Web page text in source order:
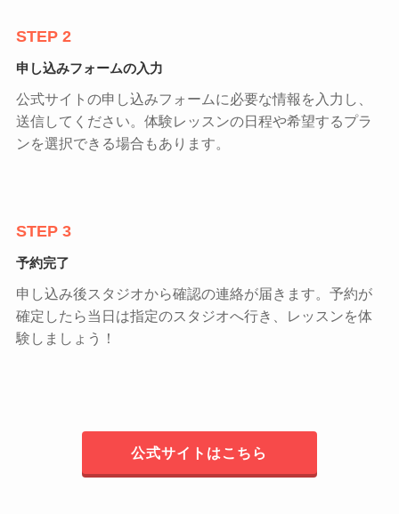
STEP 2
申し込みフォームの入力
公式サイトの申し込みフォームに必要な情報を入力し、
送信してください。体験レッスンの日程や希望するプラ
ンを選択できる場合もあります。
STEP 3
予約完了
申し込み後スタジオから確認の連絡が届きます。予約が
確定したら当日は指定のスタジオへ行き、レッスンを体
験しましょう！
公式サイトはこちら